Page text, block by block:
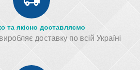
та якісно доставляємо
доставку по всій Україні